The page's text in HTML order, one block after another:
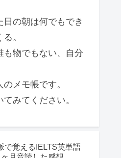
の朝は何でもでき
。
も物でもない、自分
メモ帳です。
みてください。
で覚えるIELTS英単語